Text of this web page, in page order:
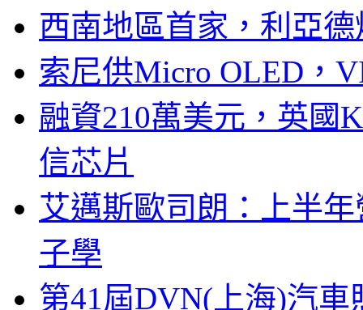
西南地區首家，利亞
索尼供Micro OLED，
融資210萬美元，英國
信芯片
艾邁斯歐司朗：上半
子學
第41屆DVN(上海)汽